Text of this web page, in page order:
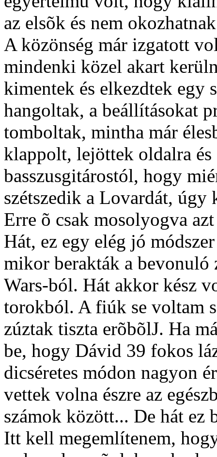
az elsõk és nem
A közönség már izgatott
mindenki közel akart
kimentek és elkezdtek egy
hangoltak, a beállításokat
tomboltak, mintha már
klappolt, lejöttek oldalra
basszusgitárostól, hogy
szétszedik a Lovardát, úgy
Erre õ csak mosolyogva
Hát, ez egy elég jó
mikor berakták a
Wars-ból. Hát akkor kész
torokból. A fiúk se voltam
zúztak tiszta erõbõlJ. Ha
be, hogy Dávid 39 fokos
dicséretes módon nagyon
vettek volna észre az
számok között... De hát ez
Itt kell megemlítenem,